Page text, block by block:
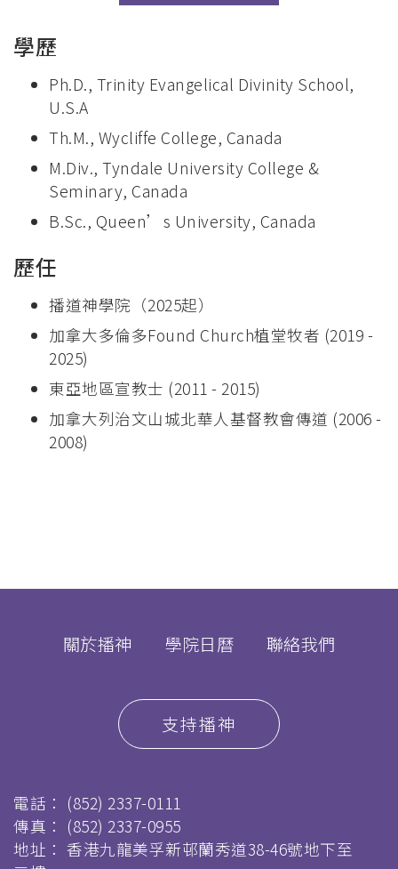
學歷
Ph.D., Trinity Evangelical Divinity School,
U.S.A
Th.M., Wycliffe College, Canada
M.Div., Tyndale University College &
Seminary, Canada
B.Sc., Queen’s University, Canada
歷任
播道神學院（2025起）
加拿大多倫多Found Church植堂牧者 (2019 -
2025)
東亞地區宣教士 (2011 - 2015)
加拿大列治文山城北華人基督教會傳道 (2006 -
2008)
關於播神 學院日曆 聯絡我們
支持播神
電話： (852) 2337-0111
傳真： (852) 2337-0955
地址： 香港九龍美孚新邨蘭秀道38-46號地下至